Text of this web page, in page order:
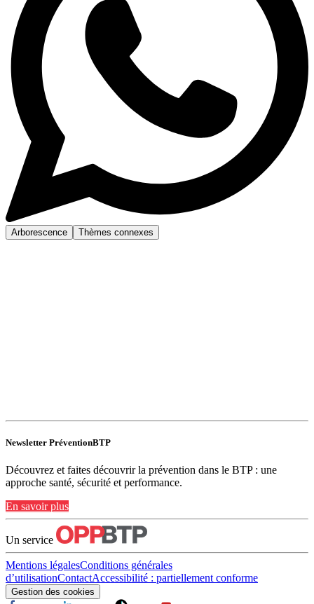
Arborescence Thèmes connexes
Newsletter PréventionBTP
Découvrez et faites découvrir la prévention dans le BTP : une
approche santé, sécurité et performance.
En savoir plus
Un service
Mentions légalesConditions générales
d’utilisationContactAccessibilité : partiellement conforme
Gestion des cookies